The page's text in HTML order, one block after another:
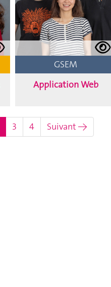
GSEM
Application Web
(actuel)
3 4 Suivant →